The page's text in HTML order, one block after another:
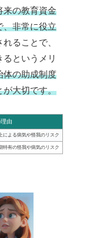
来の教育資金
、非常に役立
ることで、
というメリ
体の助成制度
が大切です。
由
による病気や怪我のリスク
特有の怪我や病気のリスク